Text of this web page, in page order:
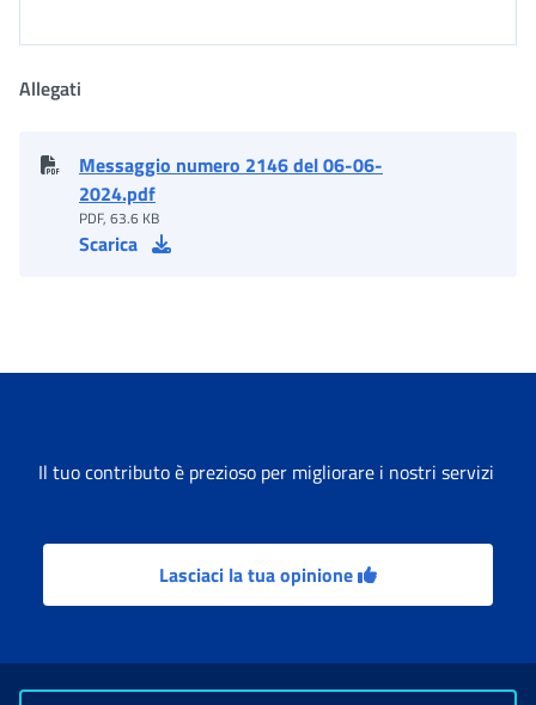
Allegati
Messaggio numero 2146 del 06-06-
2024.pdf
PDF, 63.6 KB
Scarica
Il tuo contributo è prezioso per migliorare i nostri servizi
Lasciaci la tua opinione